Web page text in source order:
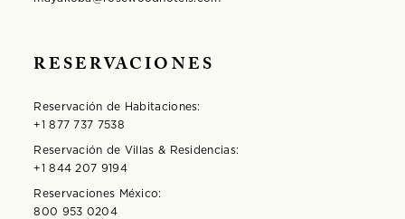
RESERVACIONES
Reservación de Habitaciones:
+1 877 737 7538
Reservación de Villas & Residencias:
+1 844 207 9194
Reservaciones México:
800 953 0204